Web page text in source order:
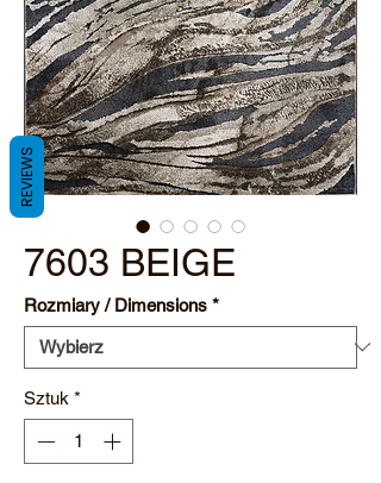
7603 BEIGE
Rozmiary / Dimensions *
Sztuk *
REVIEWS